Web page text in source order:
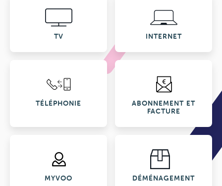
Déménagement
Contactez-nous
TV INTERNET
TÉLÉPHONIE
ABONNEMENT ET
FACTURE
MYVOO DÉMÉNAGEMENT